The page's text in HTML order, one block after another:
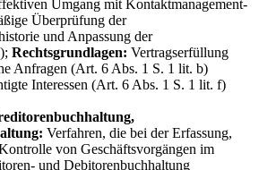
Umgang mit Kontaktmanagement-
Überprüfung der
und Anpassung der
Rechtsgrundlagen: Vertragserfüllung
Anfragen (Art. 6 Abs. 1 S. 1 lit. b)
Interessen (Art. 6 Abs. 1 S. 1 lit. f)
Verfahren, die bei der Erfassung,
von Geschäftsvorgängen im
und Debitorenbuchhaltung